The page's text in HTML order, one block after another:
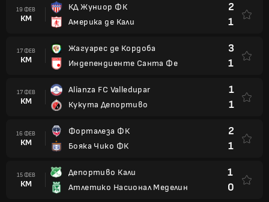
19 ФЕВ
КМ
КД Жуниор ФК
Америка де Кали
2
1
17 ФЕВ
КМ
Жагуарес де Кордоба
Индепендиенте Санта Фе
3
1
17 ФЕВ
КМ
Alianza FC Valledupar
Кукута Депортиво
1
1
16 ФЕВ
КМ
Форталеза ФК
Бояка Чико ФК
2
1
15 ФЕВ
КМ
Депортиво Кали
Атлетико Насионал Меделин
1
0